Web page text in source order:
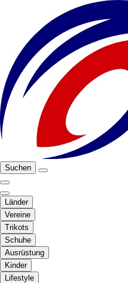
Suchen
Länder
Vereine
Trikots
Schuhe
Ausrüstung
Kinder
Lifestyle